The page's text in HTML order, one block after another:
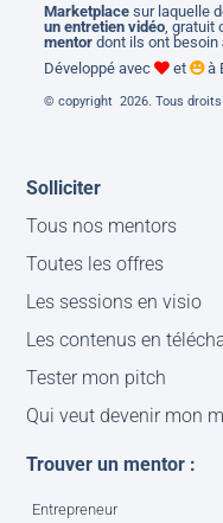
Marketplace sur laquelle
un entretien vidéo ,
mentordont ils ont besoin
Développé avec
et à
© copyright 2026. Tous droits
Solliciter
Tous nos mentors
Toutes les offres
Les sessions en visio
Les contenus en
Tester mon pitch
Qui veut devenir mon
Trouver un mentor :
Entrepreneur